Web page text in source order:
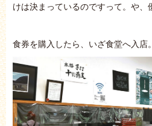
けは決まっているのですって。や
食券を購入したら、いざ食堂へ入店。